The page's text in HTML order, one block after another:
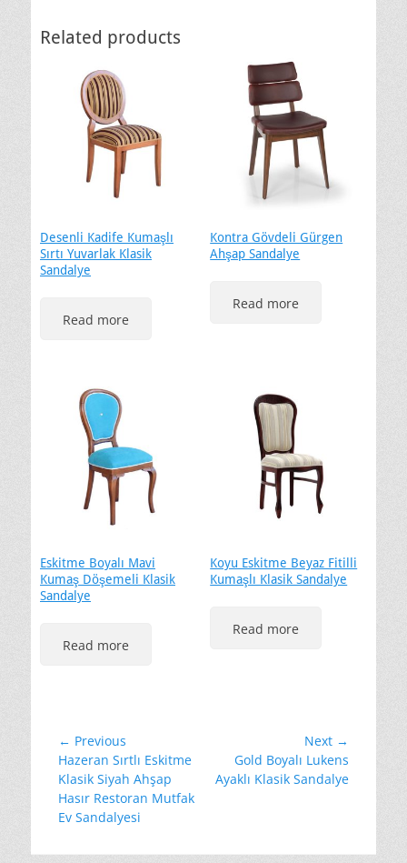
Related products
Desenli Kadife Kumaşlı
Sırtı Yuvarlak Klasik
Sandalye
Read more
Kontra Gövdeli Gürgen
Ahşap Sandalye
Read more
Eskitme Boyalı Mavi
Kumaş Döşemeli Klasik
Sandalye
Read more
Koyu Eskitme Beyaz Fitilli
Kumaşlı Klasik Sandalye
Read more
Yazı
gezinmesi
← Previous
Previous
post:
Hazeran Sırtlı Eskitme
Klasik Siyah Ahşap
Hasır Restoran Mutfak
Ev Sandalyesi
Next →
post:
Gold Boyalı Lukens
Ayaklı Klasik Sandalye